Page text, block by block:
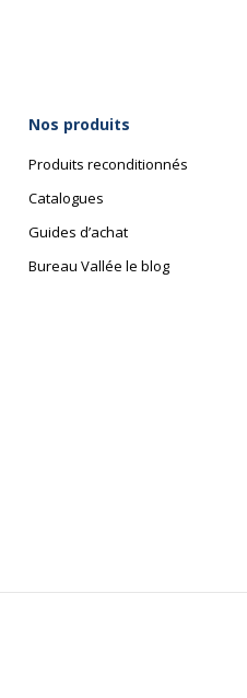
Nos produits
Produits reconditionnés
Catalogues
Guides d’achat
Bureau Vallée le blog